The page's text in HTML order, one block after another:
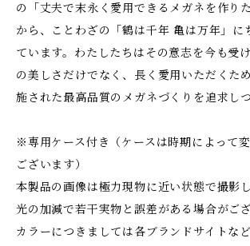
の「丈夫で末永く愛用できるメガネを作り
から、ことわざの「鶴は千年 亀は万年」に
ています。わたしたちはその意志を今も受
の美しさだけでなく、長く愛用いただくた
施された最高品質のメガネづくりを追求し
※専用ケース付き（ケースは時期によって
ございます）
本製品の画像は極力現物に近い状態で撮影
光の加減で若干実物と誤差がある場合がご
カラーにつきましては各ブランドサイトな